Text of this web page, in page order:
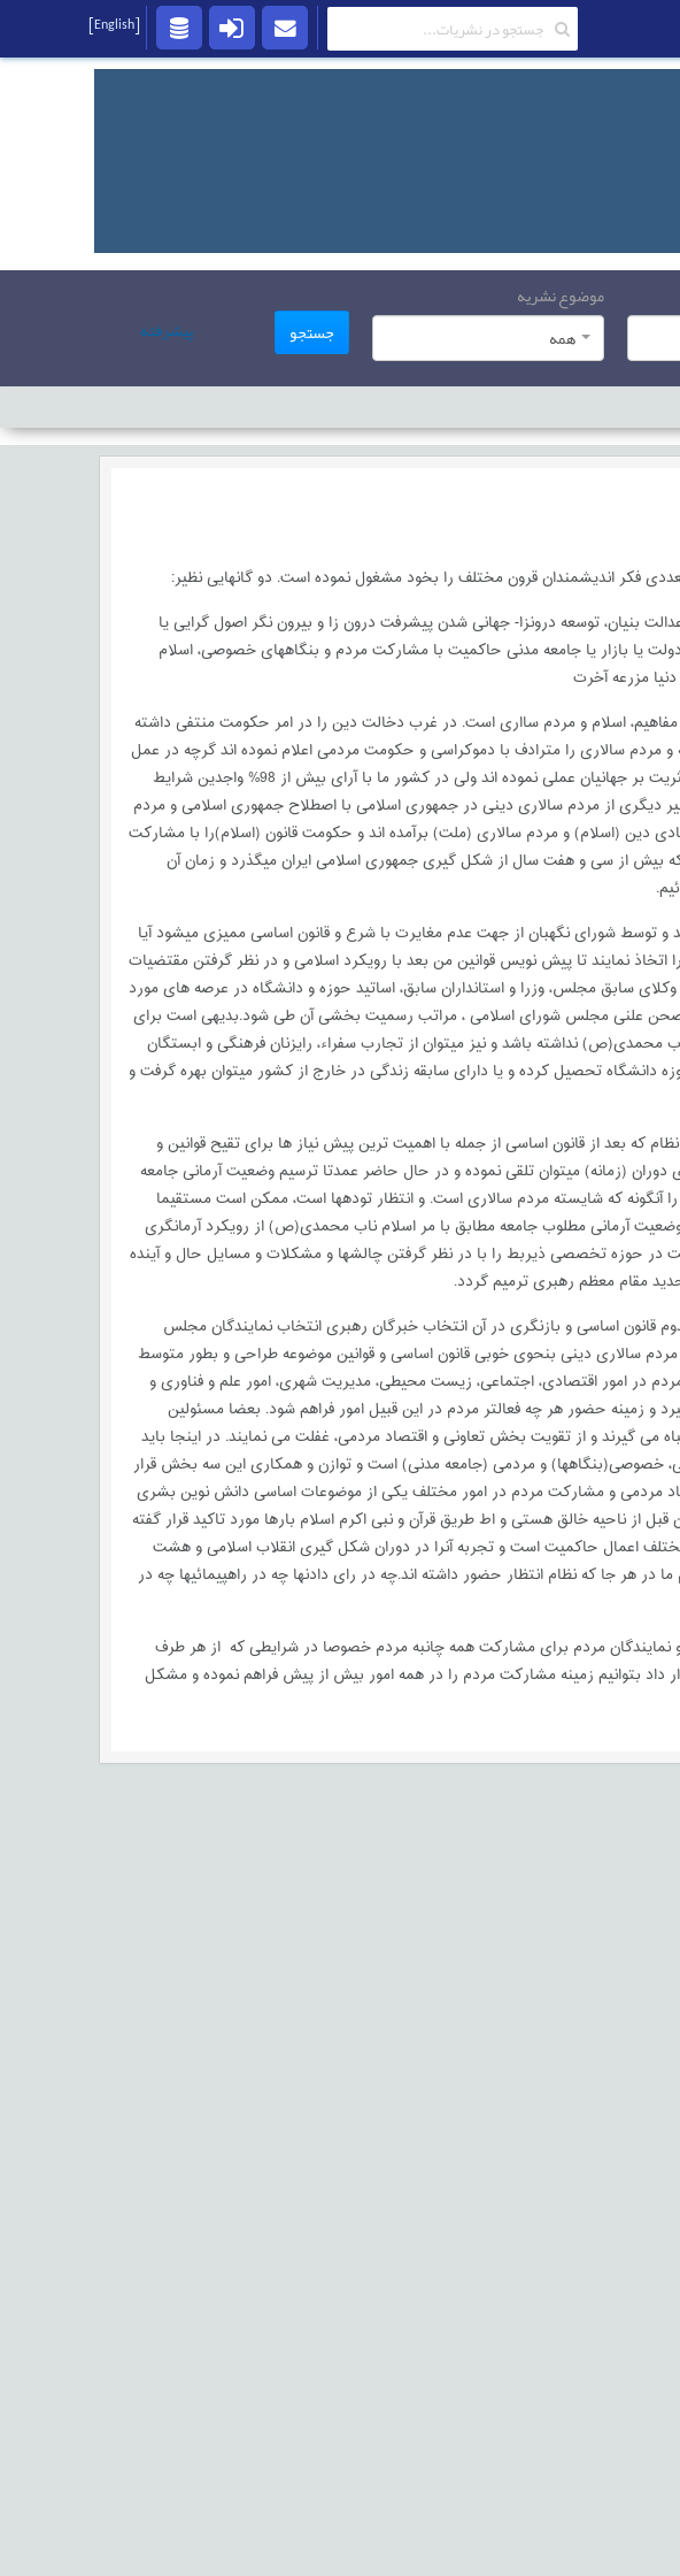
موضوع نشریه
همه
جستجو پیشرفته
فکر اندیشمندان قرون مختلف را بخود مشغول نموده است. دو گانهایی نظیر:
بنیان، توسعه درونزا- جهانی شدن پیشرفت درون زا و بیرون نگر اصول گرایی یا
یا بازار یا جامعه مدنی حاکمیت با مشارکت مردم و بنگاههای خصوصی، اسلام
مزرعه آخرت
اسلام و مردم سااری است. در غرب دخالت دین را در امر حکومت منتفی داشته
سالاری را مترادف با دموکراسی و حکومت مردمی اعلام نموده اند گرچه در عمل
حکومت کارتلها و تراستهای یک درصدی بر مردم نه تنها یک کشور بلکه اکثریت بر جهانیان عملی نموده اند ولی در کشور ما با آرای بیش از 98% واجدین شرایط
دیگری از مردم سالاری دینی در جمهوری اسلامی با اصطلاح جمهوری اسلامی و مردم
دین (اسلام) و مردم سالاری (ملت) برآمده اند و حکومت قانون (اسلام)را با مشارکت
که بیش از سی و هفت سال از شکل گیری جمهوری اسلامی ایران میگذرد و زمان آن
توسط شورای نگهبان از جهت عدم مغایرت با شرع و قانون اساسی ممیزی میشود آیا
نمایند تا پیش نویس قوانین من بعد با رویکرد اسلامی و در نظر گرفتن مقتضیات
سابق مجلس، وزرا و استانداران سابق، اساتید حوزه و دانشگاه در عرصه های مورد
صحن علنی مجلس شورای اسلامی ، مراتب رسمیت بخشی آن طی شود.بدیهی است برای
محمدی(ص) نداشته باشد و نیز میتوان از تجارب سفراء، رایزنان فرهنگی و ابستگان
دانشگاه تحصیل کرده و یا دارای سابقه زندگی در خارج از کشور میتوان بهره گرفت و
بعد از قانون اساسی از جمله با اهمیت ترین پیش نیاز ها برای تقیح قوانین و
(زمانه) میتوان تلقی نموده و در حال حاضر عمدتا ترسیم وضعیت آرمانی جامعه
که شایسته مردم سالاری است. و انتظار تودهها است، ممکن است مستقیما
آرمانی مطلوب جامعه مطابق با مر اسلام ناب محمدی(ص) از رویکرد آرمانگری
در حوزه تخصصی ذیربط را با در نظر گرفتن چالشها و مشکلات و مسایل حال و آینده
مقام معظم رهبری ترمیم گردد.
قانون اساسی و بازنگری در آن انتخاب خبرگان رهبری انتخاب نمایندگان مجلس
سالاری دینی بنحوی خوبی قانون اساسی و قوانین موضوعه طراحی و بطور متوسط
در امور اقتصادی، اجتماعی، زیست محیطی، مدیریت شهری، امور علم و فناوری و
و زمینه حضور هر چه فعالتر مردم در این قبیل امور فراهم شود. بعضا مسئولین
گیرند و از تقویت بخش تعاونی و اقتصاد مردمی، غفلت می نمایند. در اینجا باید
خصوصی(بنگاهها) و مردمی (جامعه مدنی) است و توازن و همکاری این سه بخش قرار
مردمی و مشارکت مردم در امور مختلف یکی از موضوعات اساسی دانش نوین بشری
ناحیه خالق هستی و اط طریق قرآن و نبی اکرم اسلام بارها مورد تاکید قرار گفته
اعمال حاکمیت است و تجربه آنرا در دوران شکل گیری انقلاب اسلامی و هشت
هر جا که نظام انتظار حضور داشته اند.چه در رای دادنها چه در راهپیمائیها چه در
نمایندگان مردم برای مشارکت همه چانبه مردم خصوصا در شرایطی که از هر طرف
داد بتوانیم زمینه مشارکت مردم را در همه امور بیش از پیش فراهم نموده و مشکل
[English]